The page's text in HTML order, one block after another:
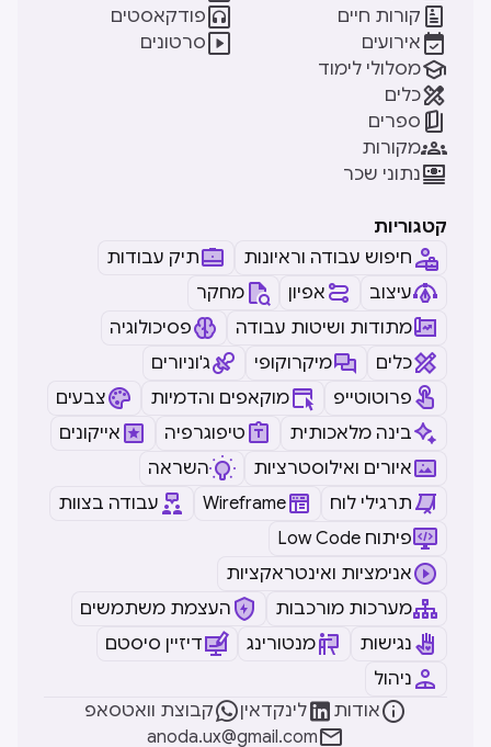
קורות חיים 
אירועים 
מסלולי לימוד
כלים
ספרים 
מקורות
נתוני שכר
פודקאסטים
סרטונים
קטגוריות
חיפוש עבודה וראיונות
תיק עבודות
עיצוב
אפיון
מחקר
מתודות ושיטות עבודה
פסיכולוגיה
כלים
מיקרוקופי
ג'וניורים
פרוטוטייפ
מוקאפים והדמיות
צבעים
בינה מלאכותית
טיפוגרפיה
אייקונים
איורים ואילוסטרציות
השראה
תרגילי לוח
Wireframe
עבודה בצוות
Low Code פיתוח
אנימציות ואינטראקציות
מערכות מורכבות
העצמת משתמשים
נגישות
מנטורינג
דיזיין סיסטם
ניהול
אודות לינקדאין קבוצת וואטסאפ
anoda.ux@gmail.com